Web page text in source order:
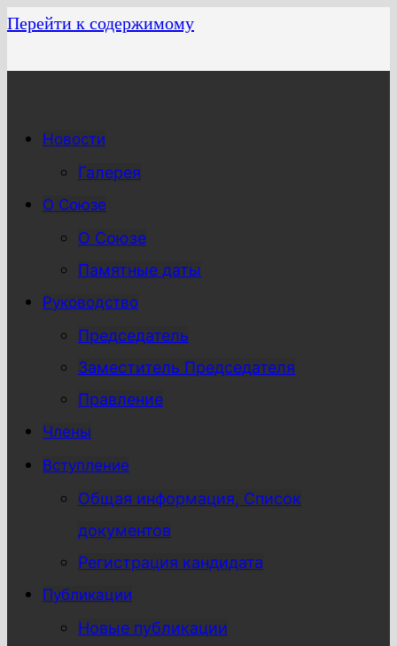
Перейти к содержимому
Новости
Галерея
О Союзе
О Союзе
Памятные даты
Руководство
Председатель
Заместитель Председателя
Правление
Члены
Вступление
Общая информация, Список
документов
Регистрация кандидата
Публикации
Новые публикации